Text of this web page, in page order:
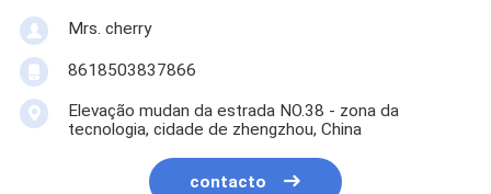
Mrs. cherry
8618503837866
Elevação mudan da estrada NO.38 - zona da
tecnologia, cidade de zhengzhou, China
contacto